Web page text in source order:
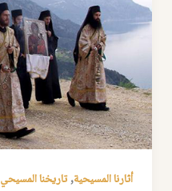
أثارنا المسيحية,تاريخنا المسيحي